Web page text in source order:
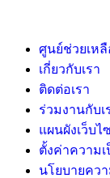
ศูนย์ช่วยเหลื
เกี่ยวกับเรา
ติดต่อเรา
ร่วมงานกับเ
แผนผังเว็บไ
ตั้งค่าความ
นโยบายคว